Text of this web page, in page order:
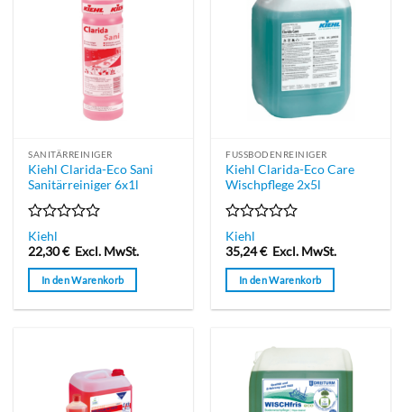
SANITÄRREINIGER
Kiehl Clarida-Eco Sani
Sanitärreiniger 6x1l
Bewertet
mit
0
von
5
Kiehl
22,30€ Excl. MwSt.
In den Warenkorb
FUSSBODENREINIGER
Kiehl Clarida-Eco Care
Wischpflege 2x5l
Bewertet
mit
0
von
5
Kiehl
35,24€ Excl. MwSt.
In den Warenkorb